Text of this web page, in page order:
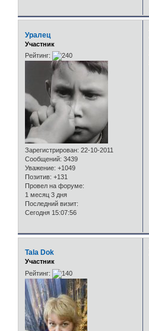
Уралец
Участник
Рейтинг:
Зарегистрирован: 22-10-2011
Сообщений: 3439
Уважение: +1049
Позитив: +131
Провел на форуме:
1 месяц 3 дня
Последний визит:
Сегодня 15:07:56
Tala Dok
Участник
Рейтинг: